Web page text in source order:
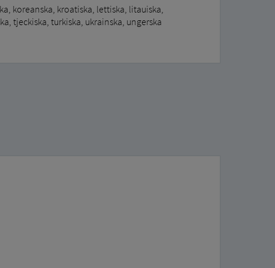
koreanska, kroatiska, lettiska, litauiska,
tjeckiska, turkiska, ukrainska, ungerska